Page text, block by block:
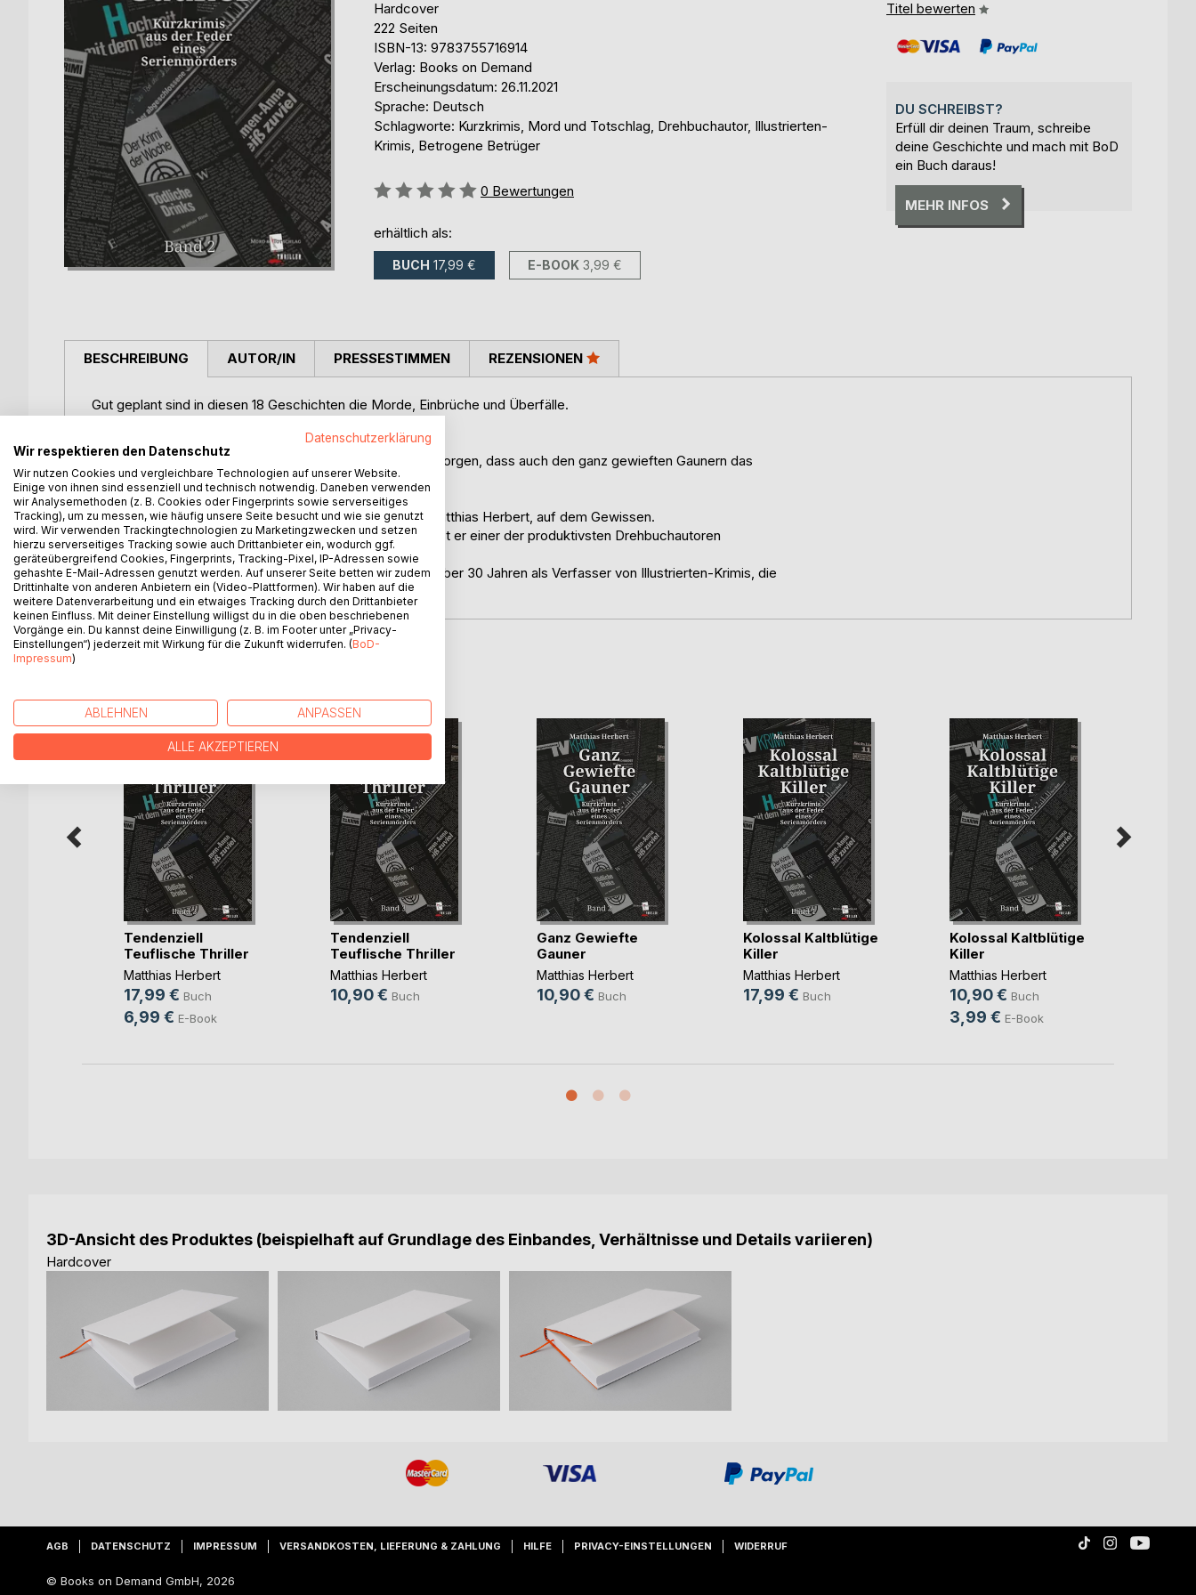
Hardcover
222 Seiten
ISBN-13: 9783755716914
Verlag: Books on Demand
Erscheinungsdatum: 26.11.2021
Sprache: Deutsch
Schlagworte: Kurzkrimis, Mord und Totschlag, Drehbuchautor, Illustrierten-
Krimis, Betrogene Betrüger
Bewertung::
0 Bewertungen
erhältlich als:
BUCH 17,99 € E-BOOK 3,99 €
Titel bewerten
DU SCHREIBST?
Erfüll dir deinen Traum, schreibe
deine Geschichte und mach mit BoD
ein Buch daraus!
MEHR INFOS
BESCHREIBUNG
Gut geplant sind in diesen 18 Geschichten die Morde, Einbrüche und Überfälle.
Doch irgendwas geht meistens schief.
Und es sind nicht immer die cleveren Ermittler, die dafür sorgen, dass auch den ganz gewieften Gaunern das
Handwerk gelegt wird.
Mehr als tausend Tote hat der Autor dieser Kurzkrimis, Matthias Herbert, auf dem Gewissen.
Mit über 350 Filmen überwiegend im Spannungsbereich ist er einer der produktivsten Drehbuchautoren
Deutschlands und damit ein virtueller Serienmörder.
Seine professionelle Schriftstellerkarriere begann er vor über 30 Jahren als Verfasser von Illustrierten-Krimis, die
nun erstmals in Buchform vorliegen.
AUTOR/IN PRESSESTIMMEN REZENSIONEN
Tendenziell
Teuflische Thriller
Matthias Herbert
17,99 € Buch
6,99 € E-Book
Tendenziell
Teuflische Thriller
Matthias Herbert
10,90 € Buch
Ganz Gewiefte
Gauner
Matthias Herbert
10,90 € Buch
Kolossal Kaltblütige
Killer
Matthias Herbert
17,99 € Buch
Kolossal Kaltblütige
Killer
Matthias Herbert
10,90 € Buch
3,99 € E-Book
3D-Ansicht des Produktes (beispielhaft auf Grundlage des Einbandes, Verhältnisse und Details variieren)
Hardcover
AGB DATENSCHUTZ IMPRESSUM VERSANDKOSTEN, LIEFERUNG & ZAHLUNG HILFE PRIVACY-EINSTELLUNGEN WIDERRUF
© Books on Demand GmbH, 2026
Datenschutzerklärung
Wir respektieren den Datenschutz
Wir nutzen Cookies und vergleichbare Technologien auf unserer Website.
Einige von ihnen sind essenziell und technisch notwendig. Daneben verwenden
wir Analysemethoden (z. B. Cookies oder Fingerprints sowie serverseitiges
Tracking), um zu messen, wie häufig unsere Seite besucht und wie sie genutzt
wird. Wir verwenden Trackingtechnologien zu Marketingzwecken und setzen
hierzu serverseitiges Tracking sowie auch Drittanbieter ein, wodurch ggf.
geräteübergreifend Cookies, Fingerprints, Tracking-Pixel, IP-Adressen sowie
gehashte E-Mail-Adressen genutzt werden. Auf unserer Seite betten wir zudem
Drittinhalte von anderen Anbietern ein (Video-Plattformen). Wir haben auf die
weitere Datenverarbeitung und ein etwaiges Tracking durch den Drittanbieter
keinen Einfluss. Mit deiner Einstellung willigst du in die oben beschriebenen
Vorgänge ein. Du kannst deine Einwilligung (z. B. im Footer unter „Privacy-
Einstellungen“) jederzeit mit Wirkung für die Zukunft widerrufen. (BoD-
Impressum)
ABLEHNEN ANPASSEN
ALLE AKZEPTIEREN